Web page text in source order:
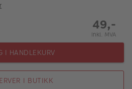
49,-
Inkl. MVA
I HANDLEKURV
I BUTIKK